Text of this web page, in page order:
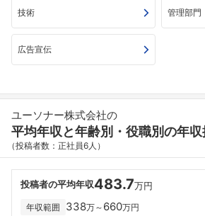
技術 管理部門
広告宣伝
ユーソナー株式会社の
平均年収と年齢別・役職別の年
（投稿者数：正社員6人）
投稿者の平均年収483.7万円
年収範囲 338万～ 660万円